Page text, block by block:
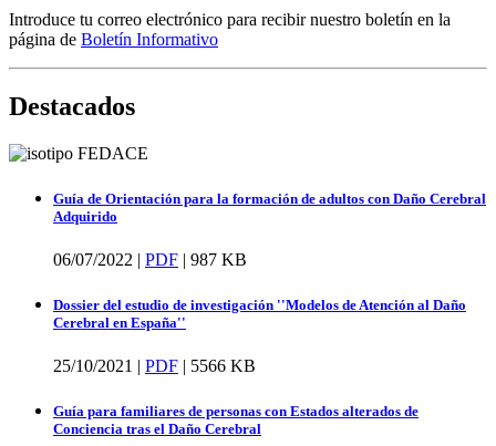
Introduce tu correo electrónico para recibir nuestro boletín en la
página de Boletín Informativo
Destacados
Guía de Orientación para la formación de adultos con Daño Cerebral
Adquirido
06/07/2022 | PDF | 987 KB
Dossier del estudio de investigación ''Modelos de Atención al Daño
Cerebral en España''
25/10/2021 | PDF | 5566 KB
Guía para familiares de personas con Estados alterados de
Conciencia tras el Daño Cerebral